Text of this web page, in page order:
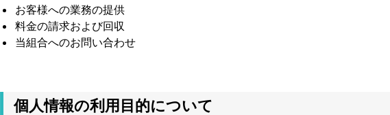
お客様への業務の提供
料金の請求および回収
当組合へのお問い合わせ
個人情報の利用目的について